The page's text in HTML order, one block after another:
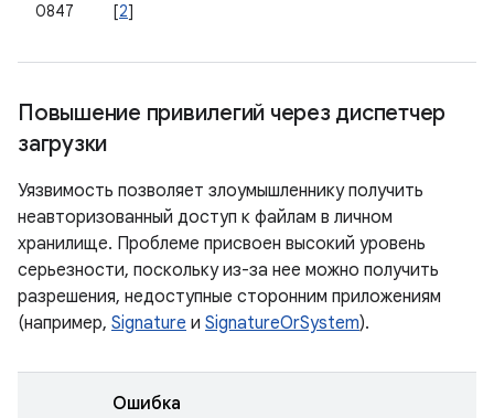
0847
[2]
Повышение привилегий через диспетчер
загрузки
Уязвимость позволяет злоумышленнику получить
неавторизованный доступ к файлам в личном
хранилище. Проблеме присвоен высокий уровень
серьезности, поскольку из-за нее можно получить
разрешения, недоступные сторонним приложениям
(например, Signature и SignatureOrSystem).
Ошибка